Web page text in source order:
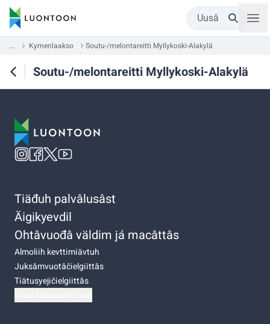
Uusâ
... Kymenlaakso Soutu-/melontareitti Myllykoski-Alakylä
Soutu-/melontareitti Myllykoski-Alakylä
Tiäđuh palvâlusâst
Äigikyevdil
Ohtâvuođâ väldim já macâttâs
Almoliih kevttimiävtuh
Juksâmvuotâčielgiittâs
Tiätusyejičielgiittâs